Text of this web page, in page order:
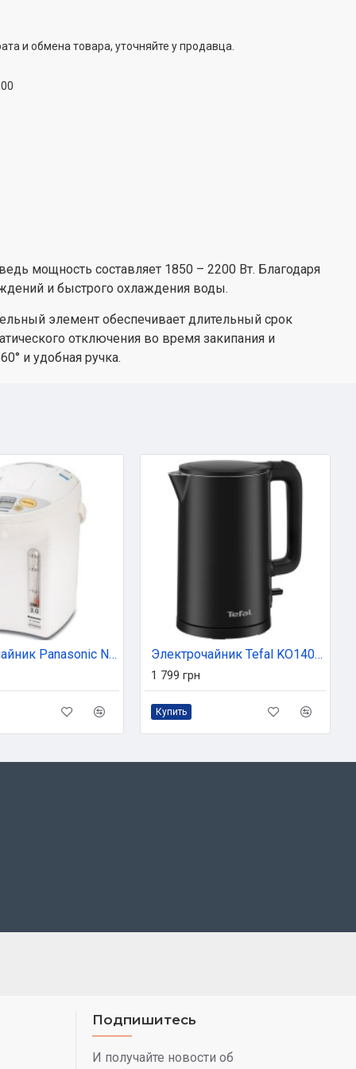
и обмена товара, уточняйте у продавца.
мощность составляет 1850 – 2200 Вт. Благодаря
и быстрого охлаждения воды.
элемент обеспечивает длительный срок
отключения во время закипания и
и удобная ручка.
Электрочайник Panasonic NC-DG3000WTS Электрочайник Tefal KO1408E0
1 799 грн
Купить
Подпишитесь
И получайте новости об